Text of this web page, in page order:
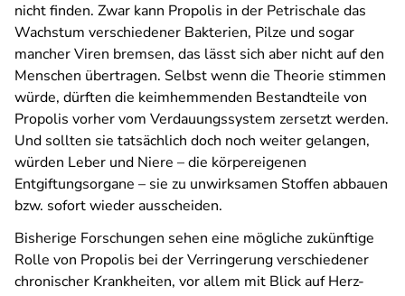
nicht finden. Zwar kann Propolis in der Petrischale das
Wachstum verschiedener Bakterien, Pilze und sogar
mancher Viren bremsen, das lässt sich aber nicht auf den
Menschen übertragen. Selbst wenn die Theorie stimmen
würde, dürften die keimhemmenden Bestandteile von
Propolis vorher vom Verdauungssystem zersetzt werden.
Und sollten sie tatsächlich doch noch weiter gelangen,
würden Leber und Niere – die körpereigenen
Entgiftungsorgane – sie zu unwirksamen Stoffen abbauen
bzw. sofort wieder ausscheiden.
Bisherige Forschungen sehen eine mögliche zukünftige
Rolle von Propolis bei der Verringerung verschiedener
chronischer Krankheiten, vor allem mit Blick auf Herz-